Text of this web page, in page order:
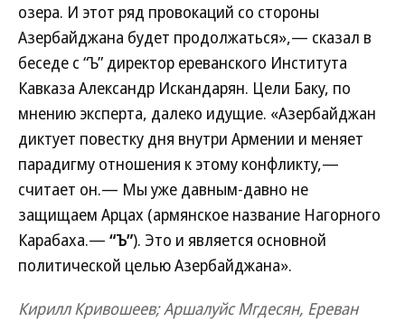
озера. И этот ряд провокаций со стороны
Азербайджана будет продолжаться»,— сказал в
беседе с “Ъ” директор ереванского Института
Кавказа Александр Искандарян. Цели Баку, по
мнению эксперта, далеко идущие. «Азербайджан
диктует повестку дня внутри Армении и меняет
парадигму отношения к этому конфликту,—
считает он.— Мы уже давным-давно не
защищаем Арцах (армянское название Нагорного
Карабаха.— “Ъ”). Это и является основной
политической целью Азербайджана».
Кирилл Кривошеев; Аршалуйс Мгдесян, Ереван